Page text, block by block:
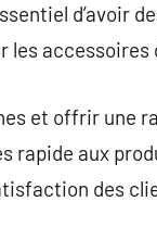
d’avoir
les accessoires
et offrir une
rapide aux
des